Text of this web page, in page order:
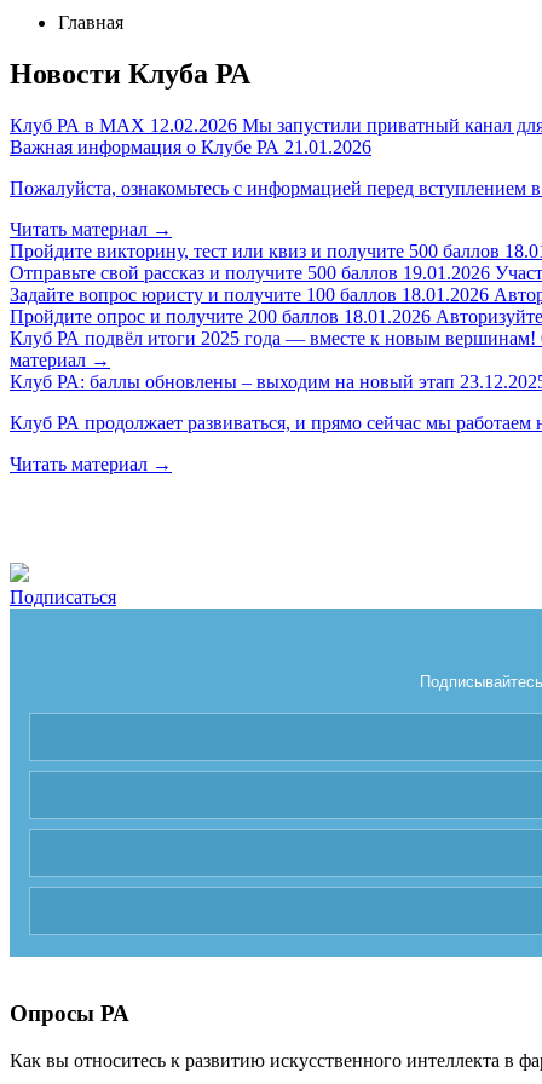
Главная
Новости Клуба РА
Клуб РА в MAX 12.02.2026 Мы запустили приватный канал
Важная информация о Клубе РА 21.01.2026
Пожалуйста, ознакомьтесь с информацией перед вступлением
Читать материал →
Пройдите викторину, тест или квиз и получите 500 баллов
Отправьте свой рассказ и получите 500 баллов 19.01.2026
Задайте вопрос юристу и получите 100 баллов 18.01.2026
Пройдите опрос и получите 200 баллов 18.01.2026
Клуб РА подвёл итоги 2025 года — вместе к новым вершинам!
материал →
Клуб РА: баллы обновлены – выходим на новый этап
Клуб РА продолжает развиваться, и прямо сейчас мы работаем
Читать материал →
Подписаться
Опросы РА
Как вы относитесь к развитию искусственного интеллекта в